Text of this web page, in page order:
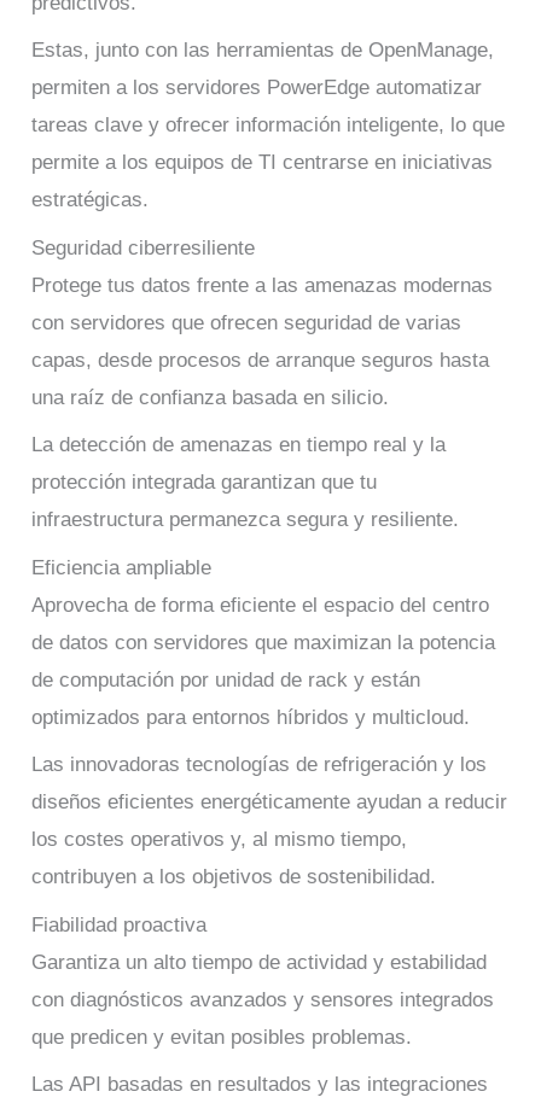
Estas, junto con las herramientas de OpenManage,
permiten a los servidores PowerEdge automatizar
tareas clave y ofrecer información inteligente, lo que
permite a los equipos de TI centrarse en iniciativas
estratégicas.
Seguridad ciberresiliente
Protege tus datos frente a las amenazas modernas
con servidores que ofrecen seguridad de varias
capas, desde procesos de arranque seguros hasta
una raíz de confianza basada en silicio.
La detección de amenazas en tiempo real y la
protección integrada garantizan que tu
infraestructura permanezca segura y resiliente.
Eficiencia ampliable
Aprovecha de forma eficiente el espacio del centro
de datos con servidores que maximizan la potencia
de computación por unidad de rack y están
optimizados para entornos híbridos y multicloud.
Las innovadoras tecnologías de refrigeración y los
diseños eficientes energéticamente ayudan a reducir
los costes operativos y, al mismo tiempo,
contribuyen a los objetivos de sostenibilidad.
Fiabilidad proactiva
Garantiza un alto tiempo de actividad y estabilidad
con diagnósticos avanzados y sensores integrados
que predicen y evitan posibles problemas.
Las API basadas en resultados y las integraciones